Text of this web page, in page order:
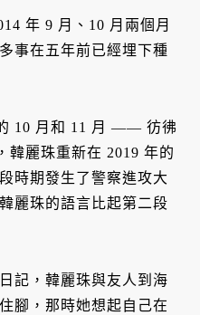
年 9 月、10 月兩個月
事在五年前已經埋下種
10 月和 11 月 —— 彷彿
韓麗珠重新在 2019 年的
時期發生了警察進攻大
麗珠的語言比起第二段
記，韓麗珠與友人到海
腳，那時她想起自己在